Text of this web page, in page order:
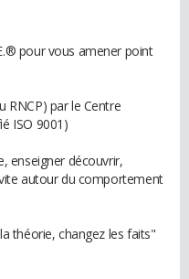
pour vous amener point
RNCP) par le Centre
ISO 9001)
enseigner découvrir,
autour du comportement
théorie, changez les faits"